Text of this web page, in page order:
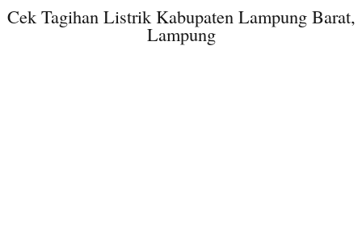
Cek Tagihan Listrik Kabupaten Lampung Barat,
Lampung